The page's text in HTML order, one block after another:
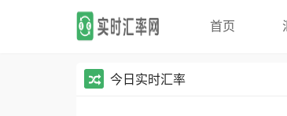
首页
今日实时汇率